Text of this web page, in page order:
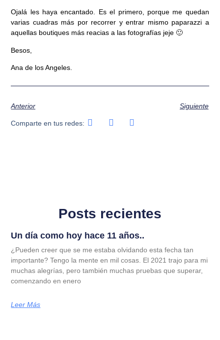
Ojalá les haya encantado. Es el primero, porque me quedan
varias cuadras más por recorrer y entrar mismo paparazzi a
aquellas boutiques más reacias a las fotografías jeje 🙂
Besos,
Ana de los Angeles.
Anterior Siguiente
Comparte en tus redes:
Posts recientes
Un día como hoy hace 11 años..
¿Pueden creer que se me estaba olvidando esta fecha tan
importante? Tengo la mente en mil cosas. El 2021 trajo para mi
muchas alegrías, pero también muchas pruebas que superar,
comenzando en enero
Leer Más